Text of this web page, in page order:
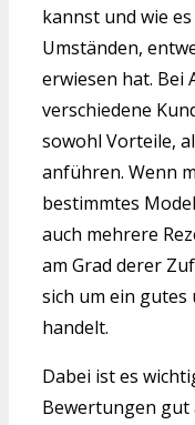
kannst und wie
Umständen,
erwiesen hat. Bei
verschiedene
sowohl Vorteile,
anführen. Wenn
bestimmtes
auch mehrere
am Grad derer
sich um ein
handelt.
Dabei ist es
Bewertungen gut